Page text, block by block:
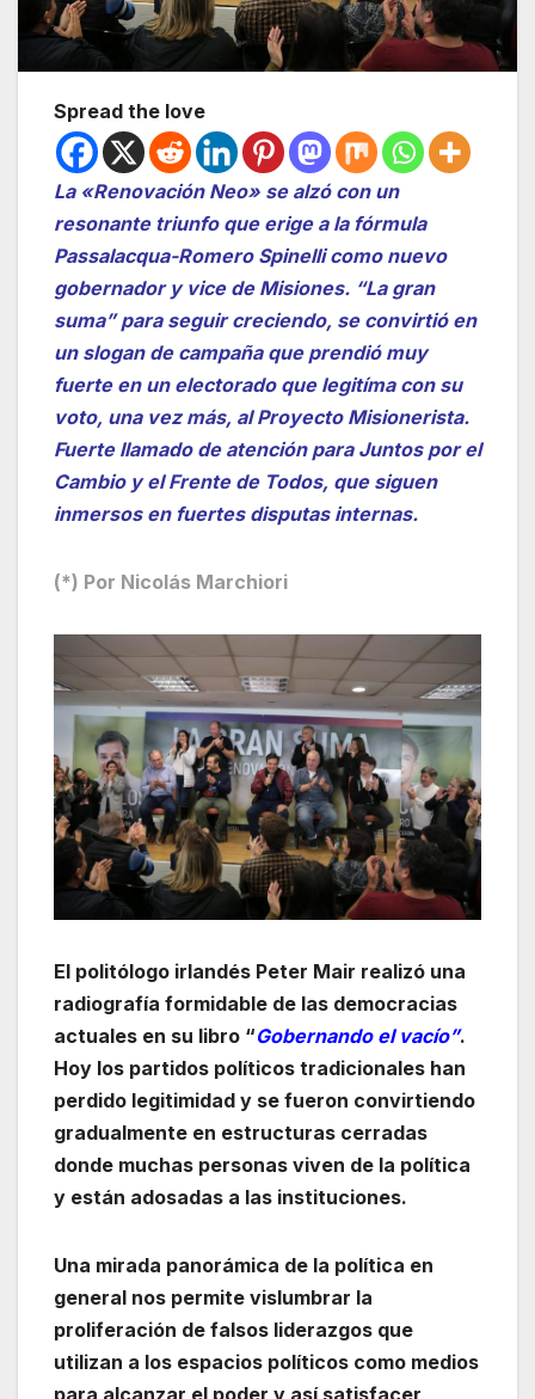
Spread the love
La «Renovación Neo» se alzó con un
resonante triunfo que erige a la fórmula
Passalacqua-Romero Spinelli como nuevo
gobernador y vice de Misiones. “La gran
suma” para seguir creciendo, se convirtió en
un slogan de campaña que prendió muy
fuerte en un electorado que legitíma con su
voto, una vez más, al Proyecto Misionerista.
Fuerte llamado de atención para Juntos por el
Cambio y el Frente de Todos, que siguen
inmersos en fuertes disputas internas.
(*) Por Nicolás Marchiori
El politólogo irlandés Peter Mair realizó una
radiografía formidable de las democracias
actuales en su libro “Gobernando el vacío”.
Hoy los partidos políticos tradicionales han
perdido legitimidad y se fueron convirtiendo
gradualmente en estructuras cerradas
donde muchas personas viven de la política
y están adosadas a las instituciones.
Una mirada panorámica de la política en
general nos permite vislumbrar la
proliferación de falsos liderazgos que
utilizan a los espacios políticos como medios
para alcanzar el poder y así satisfacer